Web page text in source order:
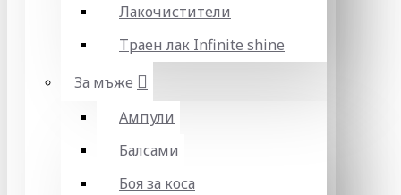
Лакочистители
Траен лак Infinite shine
За мъже
Ампули
Балсами
Боя за коса